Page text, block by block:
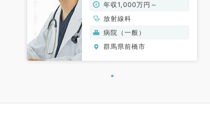
年収1,000万円～
放射線科
病院（一般）
群馬県前橋市